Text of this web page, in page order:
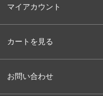
マイアカウント
カートを見る
お問い合わせ